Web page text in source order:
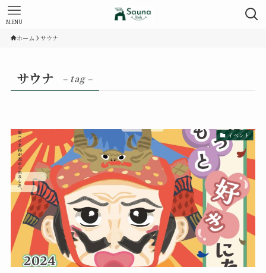
MENU
ホーム サウナ
サウナ – tag –
イベント